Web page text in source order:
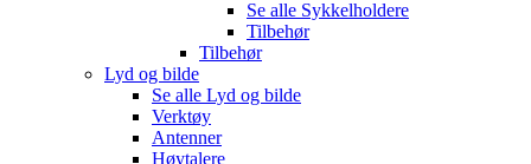
Se alle Sykkelholdere
Tilbehør
Tilbehør
Lyd og bilde
Se alle Lyd og bilde
Verktøy
Antenner
Høytalere